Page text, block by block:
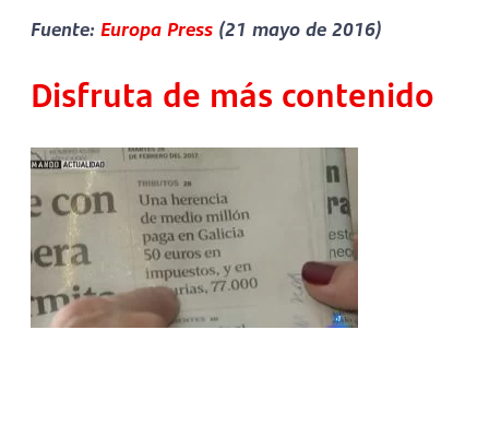
Fuente: Europa Press (21 mayo de 2016)
Disfruta de más contenido